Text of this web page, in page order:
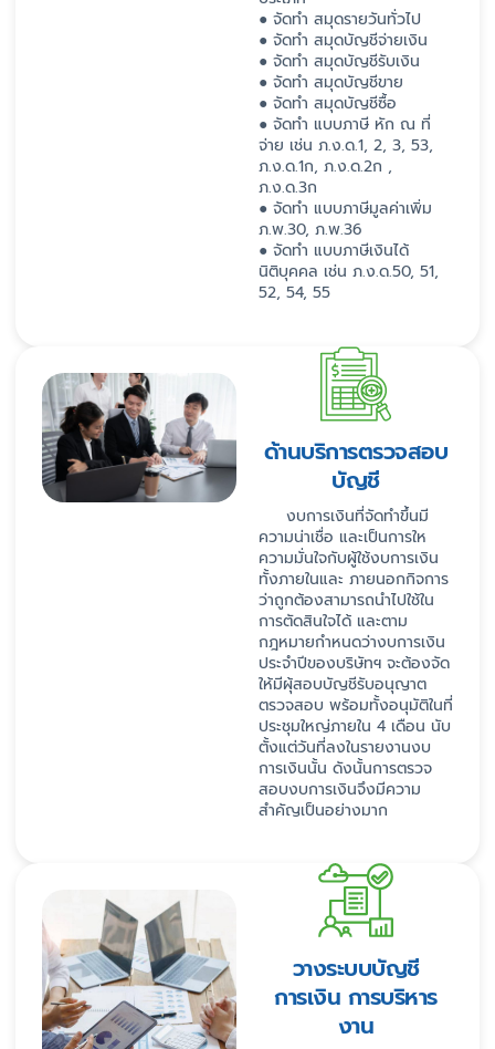
● จัดทำ สมุดรายวันทั่วไป
● จัดทำ สมุดบัญชีจ่ายเงิน
● จัดทำ สมุดบัญชีรับเงิน
● จัดทำ สมุดบัญชีขาย
● จัดทำ สมุดบัญชีซื้อ
● จัดทำ แบบภาษี หัก ณ ที่
จ่าย เช่น ภ.ง.ด.1, 2, 3, 53,
ภ.ง.ด.1ก, ภ.ง.ด.2ก ,
ภ.ง.ด.3ก
● จัดทำ แบบภาษีมูลค่าเพิ่ม
ภ.พ.30, ภ.พ.36
● จัดทำ แบบภาษีเงินได้
นิติบุคคล เช่น ภ.ง.ด.50, 51,
52, 54, 55
ด้านบริการตรวจสอบ
บัญชี
งบการเงินที่จัดทำขึ้นมี
ความน่าเชื่อ และเป็นการให
ความมั่นใจกับผู้ใช้งบการเงิน
ทั้งภายในและ ภายนอกกิจการ
ว่าถูกต้องสามารถนำไปใช้ใน
การตัดสินใจได้ และตาม
กฎหมายกำหนดว่างบการเงิน
ประจำปีของบริษัทฯ จะต้องจัด
ให้มีผุ้สอบบัญชีรับอนุญาต
ตรวจสอบ พร้อมทั้งอนุมัติในที่
ประชุมใหญ่ภายใน 4 เดือน นับ
ตั้งแต่วันที่ลงในรายงานงบ
การเงินนั้น ดังนั้นการตรวจ
สอบงบการเงินจึงมีความ
สำคัญเป็นอย่างมาก
วางระบบบัญชี
การเงิน การบริหาร
งาน